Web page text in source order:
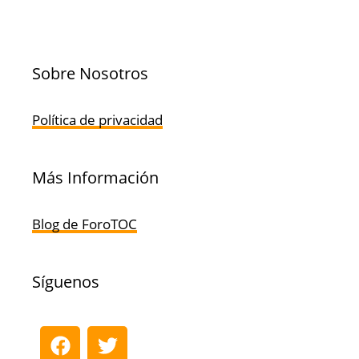
Sobre Nosotros
Política de privacidad
Más Información
Blog de ForoTOC
Síguenos